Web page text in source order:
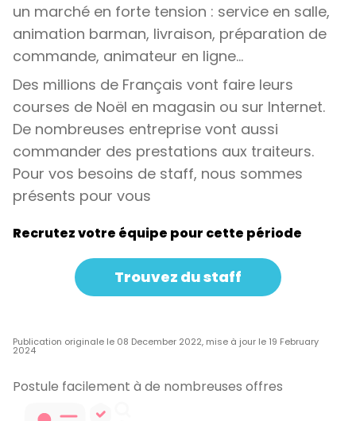
un marché en forte tension : service en salle,
animation barman, livraison, préparation de
commande, animateur en ligne...
Des millions de Français vont faire leurs
courses de Noël en magasin ou sur Internet.
De nombreuses entreprise vont aussi
commander des prestations aux traiteurs.
Pour vos besoins de staff, nous sommes
présents pour vous
Recrutez votre équipe pour cette période
Trouvez du staff
Publication originale le 08 December 2022, mise à jour le 19 February
2024
Postule facilement à de nombreuses offres